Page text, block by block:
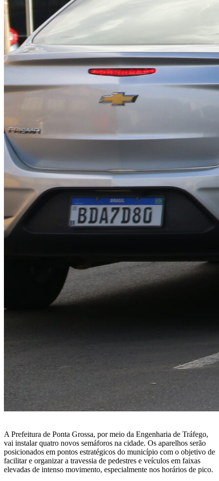
A Prefeitura de Ponta Grossa, por meio da Engenharia de Tráfego,
vai instalar quatro novos semáforos na cidade. Os aparelhos serão
posicionados em pontos estratégicos do município com o objetivo de
facilitar e organizar a travessia de pedestres e veículos em faixas
elevadas de intenso movimento, especialmente nos horários de pico.